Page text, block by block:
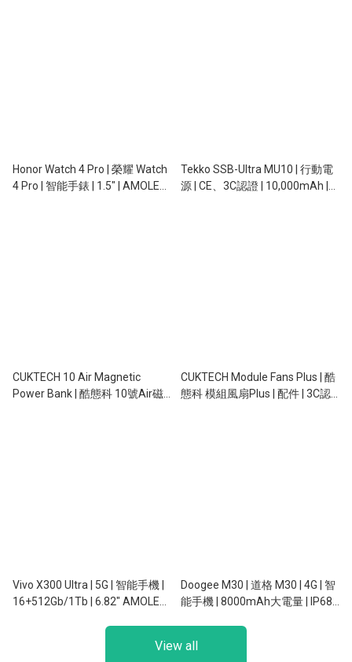
Honor Watch 4 Pro | 榮耀 Watch
4 Pro | 智能手錶 | 1.5" | AMOLED |
Tekko SSB-Ultra MU10 | 行動電
源 | CE、3C認證 | 10,000mAh |
CUKTECH 10 Air Magnetic
Power Bank | 酷態科 10號Air磁
CUKTECH Module Fans Plus | 酷
態科 模組風扇Plus | 配件 | 3C認
Vivo X300 Ultra | 5G | 智能手機 |
16+512Gb/1Tb | 6.82" AMOLED |
Doogee M30 | 道格 M30 | 4G | 智
能手機 | 8000mAh大電量 | IP68
View all